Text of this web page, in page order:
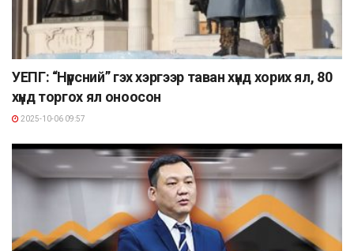
УЕПГ: “Нүүрсний” гэх хэргээр таван хүнд хорих ял, 80
хүнд торгох ял оноосон
2025-10-06 09:57